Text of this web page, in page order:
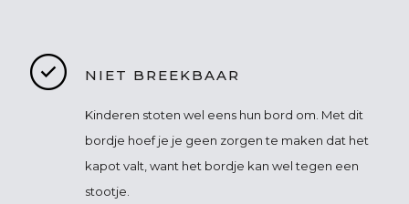
NIET BREEKBAAR
Kinderen stoten wel eens hun bord om. Met dit
bordje hoef je je geen zorgen te maken dat het
kapot valt, want het bordje kan wel tegen een
stootje.